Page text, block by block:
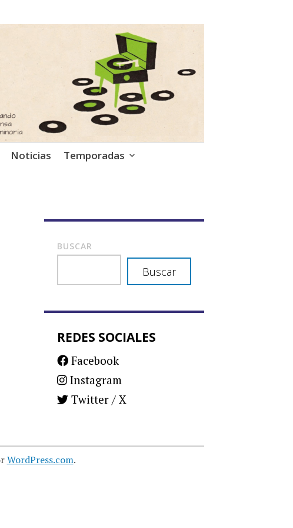
Noticias Temporadas
BUSCAR
Buscar
REDES SOCIALES
Facebook
Instagram
Twitter / X
WordPress.com.